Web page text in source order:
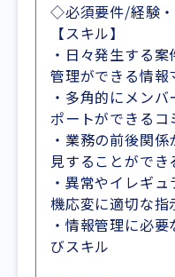
◇必須要件/経験
【スキル】
・日々発生する
管理ができる情報
・多角的にメン
ポートができる
・業務の前後関
見することができ
・異常やイレギ
機応変に適切な指
・情報管理に必
びスキル